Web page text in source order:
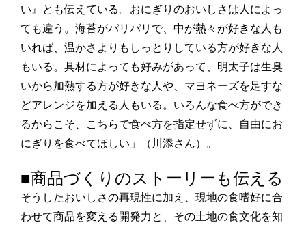
い』とも伝えている。おにぎりのおいしさは人によっ
ても違う。海苔がパリパリで、中が熱々が好きな人も
いれば、温かさよりもしっとりしている方が好きな人
もいる。具材によっても好みがあって、明太子は生臭
いから加熱する方が好きな人や、マヨネーズを足すな
どアレンジを加える人もいる。いろんな食べ方ができ
るからこそ、こちらで食べ方を指定せずに、自由にお
にぎりを食べてほしい」（川添さん）。
■商品づくりのストーリーも伝える
そうしたおいしさの再現性に加え、現地の食嗜好に合
わせて商品を変える開発力と、その土地の食文化を知